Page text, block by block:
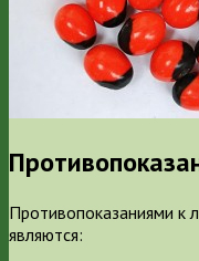
Противопоказаниями к
являются: